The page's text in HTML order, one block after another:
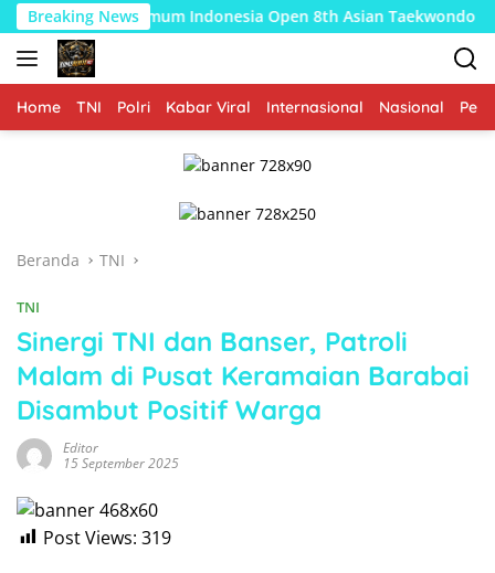
Langsung
ke
konten
Breaking News
Juara Umum Indonesia Open 8th Asian Taekwondo Indonesia
Home TNI Polri Kabar Viral Internasional Nasional
Beranda TNI
TNI
Sinergi TNI dan Banser, Patroli
Malam di Pusat Keramaian Barabai
Disambut Positif Warga
Editor
15 September 2025
Post Views: 319